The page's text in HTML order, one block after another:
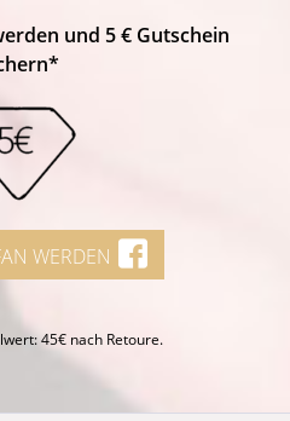
und 5 € Gutschein
WERDEN
45€ nach Retoure.